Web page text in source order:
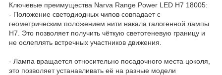
Ключевые преимущества Narva Range Power LED H7 18005:
- Положение светодиодных чипов совпадает с
геометрическим положением нити накала галогенной лампы
H7. Это позволяет получить чёткую светотеневую границу и
не ослеплять встречных участников движения.
- Лампа вращается относительно посадочного места цоколя,
это позволяет устанавливать её на разные модели